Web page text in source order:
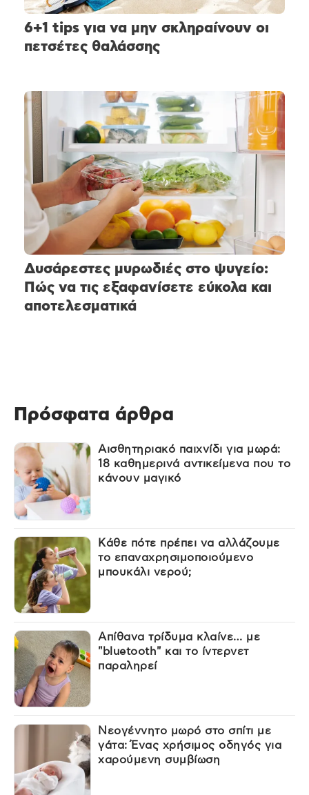
6+1 tips για να μην σκληραίνουν οι
πετσέτες θαλάσσης
Δυσάρεστες μυρωδιές στο ψυγείο:
Πώς να τις εξαφανίσετε εύκολα και
αποτελεσματικά
Πρόσφατα άρθρα
Αισθητηριακό παιχνίδι για μωρά:
18 καθημερινά αντικείμενα που το
κάνουν μαγικό
Κάθε πότε πρέπει να αλλάζουμε
το επαναχρησιμοποιούμενο
μπουκάλι νερού;
Απίθανα τρίδυμα κλαίνε… με
"bluetooth" και το ίντερνετ
παραληρεί
Νεογέννητο μωρό στο σπίτι με
γάτα: Ένας χρήσιμος οδηγός για
χαρούμενη συμβίωση